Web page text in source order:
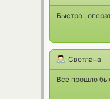
Быстро ,
Светлана
Все прошло